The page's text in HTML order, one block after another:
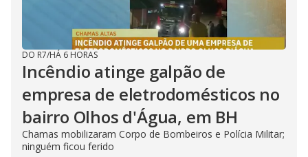
DO R7/HÁ 6 HORAS
Incêndio atinge galpão de
empresa de eletrodomésticos no
bairro Olhos d'Água, em BH
Chamas mobilizaram Corpo de Bombeiros e Polícia Militar;
ninguém ficou ferido